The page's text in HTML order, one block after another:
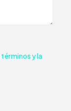
términos y la